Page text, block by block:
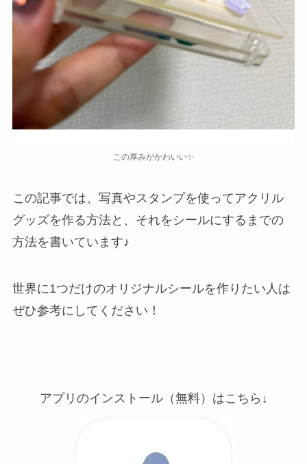
この厚みがかわいい✨
この記事では、写真やスタンプを使ってアクリル
グッズを作る方法と、それをシールにするまでの
方法を書いています♪
世界に1つだけのオリジナルシールを作りたい人は
ぜひ参考にしてください！
アプリのインストール（無料）はこちら↓